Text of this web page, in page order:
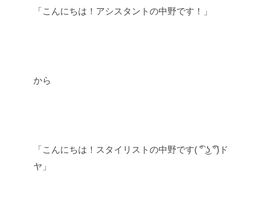
「こんにちは！アシスタントの中野です！」
から
「こんにちは！スタイリストの中野です( ͡° ͜ʖ ͡°)ド
ヤ」